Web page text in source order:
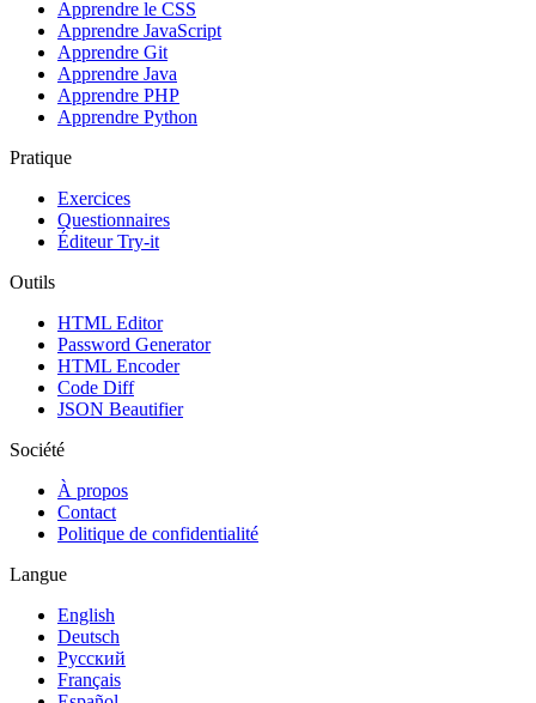
Apprendre le CSS
Apprendre JavaScript
Apprendre Git
Apprendre Java
Apprendre PHP
Apprendre Python
Pratique
Exercices
Questionnaires
Éditeur Try-it
Outils
HTML Editor
Password Generator
HTML Encoder
Code Diff
JSON Beautifier
Société
À propos
Contact
Politique de confidentialité
Langue
English
Deutsch
Русский
Français